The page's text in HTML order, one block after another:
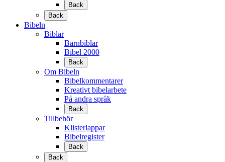
Back
Back
Bibeln
Biblar
Barnbiblar
Bibel 2000
Back
Om Bibeln
Bibelkommentarer
Kreativt bibelarbete
På andra språk
Back
Tillbehör
Klisterlappar
Bibelregister
Back
Back